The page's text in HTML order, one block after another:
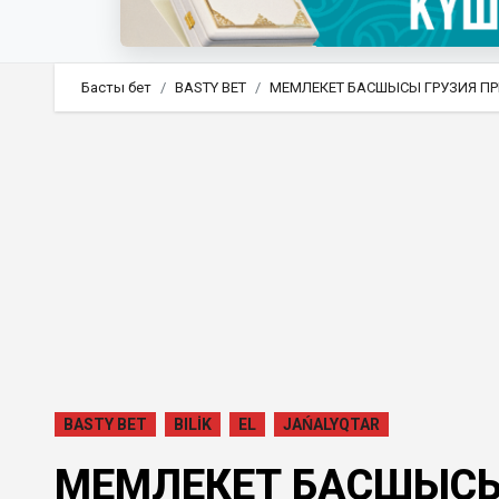
Басты бет BASTY BET МЕМЛЕКЕТ БАСШЫСЫ ГРУЗИЯ
BASTY BET BILİK EL JAŃALYQTAR
МЕМЛЕКЕТ